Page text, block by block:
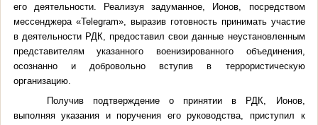
его деятельности. Реализуя задуманное, Ионов, посредством
мессенджера «Telegram», выразив готовность принимать участие
в деятельности РДК, предоставил свои данные неустановленным
представителям указанного военизированного объединения,
осознанно и добровольно вступив в террористическую
организацию.
Получив подтверждение о принятии в РДК, Ионов,
выполняя указания и поручения его руководства, приступил к